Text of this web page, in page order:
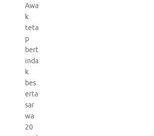
Awa
k
teta
p
bert
inda
k
bes
erta
sar
wa
20